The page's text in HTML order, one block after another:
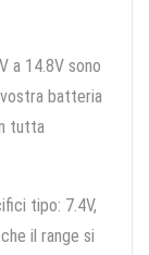
a 14.8V sono
batteria
tutta
tipo: 7.4V,
il range si